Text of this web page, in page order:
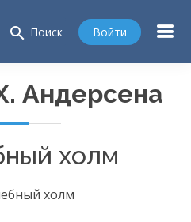
search Поиск Войти
Андерсена
холм